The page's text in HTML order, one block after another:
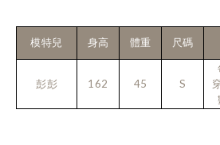
模特兒 身高 體重 尺碼
彭彭 162 45 S